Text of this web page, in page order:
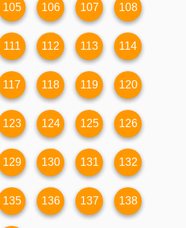
105 106 107 108
111 112 113 114
117 118 119 120
123 124 125 126
129 130 131 132
135 136 137 138